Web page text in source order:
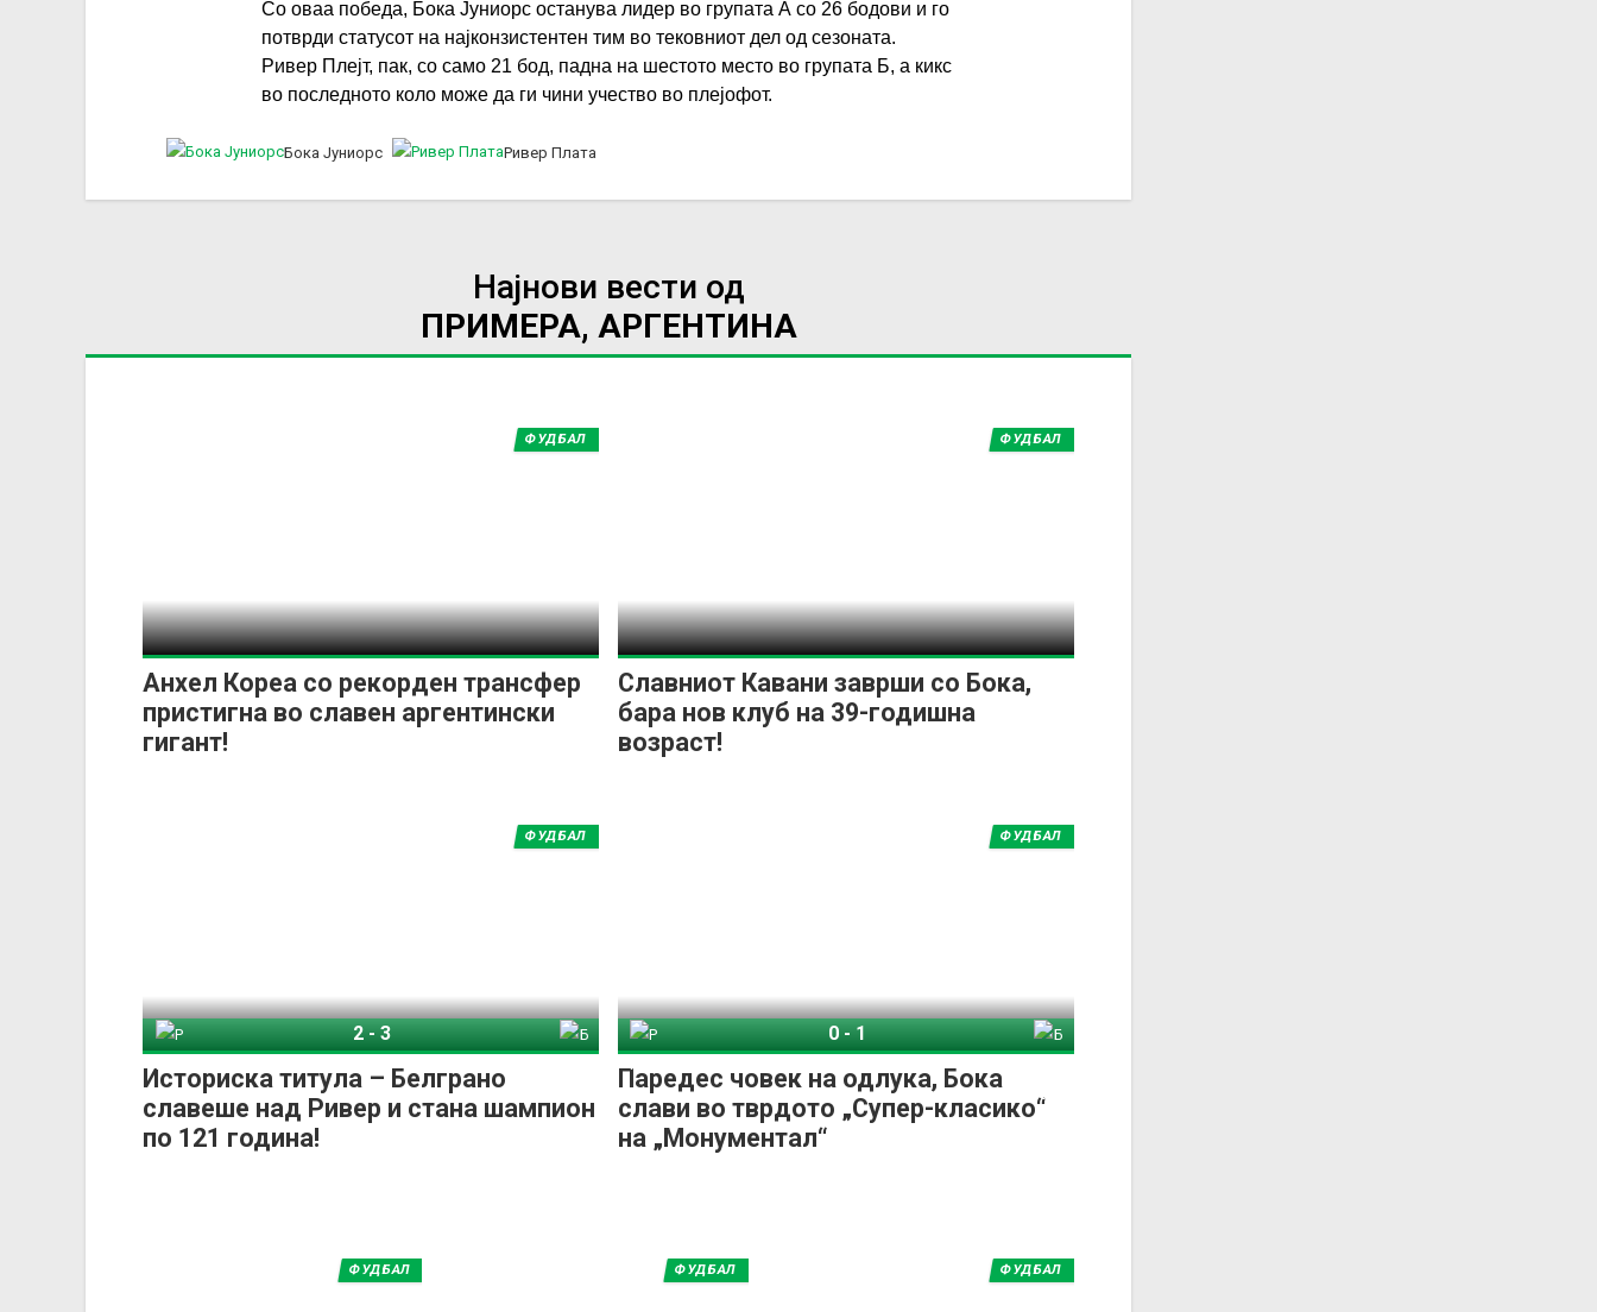
Со оваа победа, Бока Јуниорс останува лидер во групата А со 26 бодови и го
потврди статусот на најконзистентен тим во тековниот дел од сезоната.
Ривер Плејт, пак, со само 21 бод, падна на шестото место во групата Б, а кикс
во последното коло може да ги чини учество во плејофот.
Бока Јуниорс Ривер Плата
Најнови вести од
ПРИМЕРА, АРГЕНТИНА
Анхел Кореа со рекорден трансфер
пристигна во славен аргентински
гигант!
ФУДБАЛ
Славниот Кавани заврши со Бока,
бара нов клуб на 39-годишна
возраст!
ФУДБАЛ
Историска титула – Белграно
славеше над Ривер и стана шампион
по 121 година!
ФУДБАЛ
2-3
Паредес човек на одлука, Бока
слави во тврдото „Супер-класико“
на „Монументал“
ФУДБАЛ
0-1
ФУДБАЛ ФУДБАЛ ФУДБАЛ